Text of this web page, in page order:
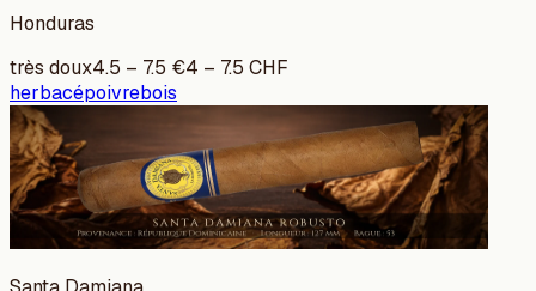
Honduras
très doux4.5 – 7.5 €4 – 7.5 CHF
herbacépoivrebois